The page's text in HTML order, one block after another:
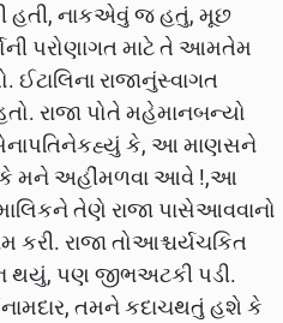
હતી, નાકએવું જ હતું, મૂછ
પરોણાગત માટે તે આમતેમ
ઈટાલિના રાજાનુંસ્વાગત
રાજા પોતે મહેમાનબન્યો
સેનાપતિનેકહ્યું કે, આ માણસને
કે મને અહીંમળવા આવે !,આ
તેણે રાજા પાસેઆવવાનો
રાજા તોઆશ્ચર્યચકિત
થયું, પણ જીભઅટકી પડી.
તમને કદાચથતું હશે કે